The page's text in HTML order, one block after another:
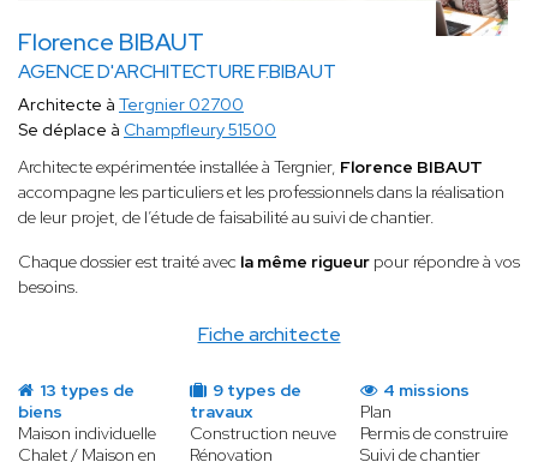
Florence BIBAUT
AGENCE D'ARCHITECTURE F.BIBAUT
Fiche architecte
Architecte à Tergnier 02700
Se déplace à Champfleury 51500
Architecte expérimentée installée à Tergnier, Florence BIBAUT
accompagne les particuliers et les professionnels dans la réalisation
de leur projet, de l’étude de faisabilité au suivi de chantier.
Chaque dossier est traité avec la même rigueur pour répondre à vos
besoins.
13 types de
biens
Maison individuelle
Chalet / Maison en
9 types de
travaux
Construction neuve
Rénovation
4 missions
Plan
Permis de construire
Suivi de chantier